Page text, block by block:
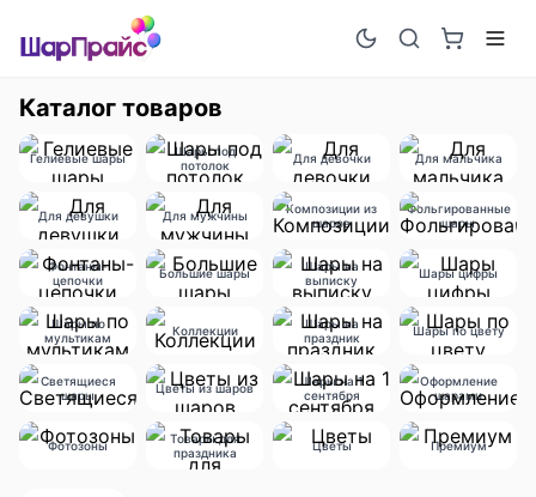
Каталог товаров
Гелиевые шары
Шары под
потолок
Для девочки Для мальчика
Для девушки Для мужчины
Композиции из
шаров
Фольгированные
шары
Фонтаны-
цепочки
Большие шары
Шары на
выписку
Шары цифры
Шары по
мультикам
Коллекции
Шары на
праздник
Шары по цвету
Светящиеся
шары
Цветы из шаров
Шары на 1
сентября
Оформление
шарами
Фотозоны
Товары для
праздника
Цветы Премиум